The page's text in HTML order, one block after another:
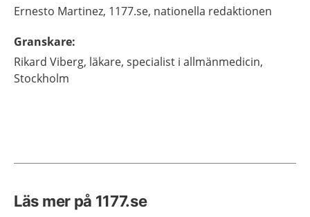
Ernesto Martinez, 1177.se, nationella redaktionen
Granskare:
Rikard Viberg, läkare, specialist i allmänmedicin,
Stockholm
Läs mer på 1177.se